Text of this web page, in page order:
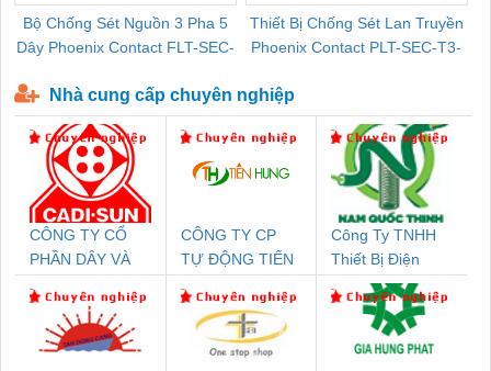
Bộ Chống Sét Nguồn 3 Pha 5
Dây Phoenix Contact FLT-SEC-
Thiết Bị Chống Sét Lan Truyền
Phoenix Contact PLT-SEC-T3-
Nhà cung cấp chuyên nghiệp
CÔNG TY CỔ
PHẦN DÂY VÀ
THƯỢNG ĐÌNH
CÔNG TY CP
TỰ ĐỘNG TIẾN
Công Ty TNHH
Thiết Bị Điện
Nam Quốc Thịnh